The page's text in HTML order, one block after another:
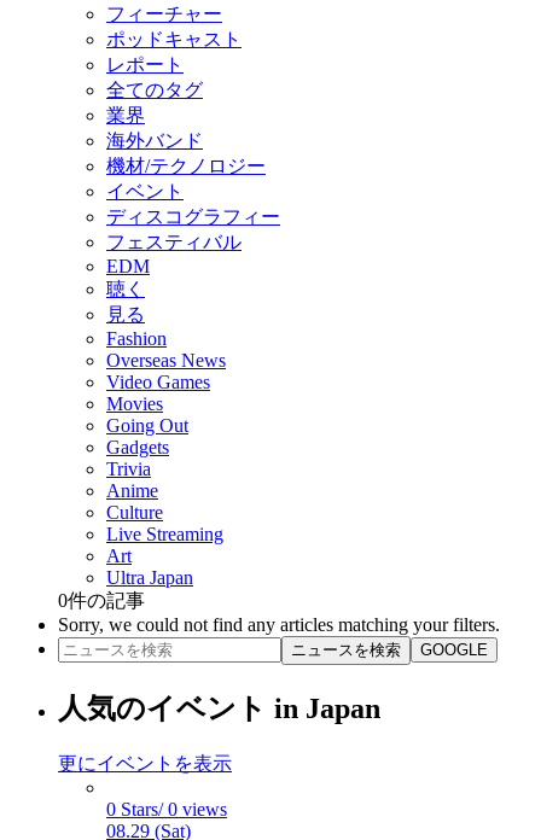
フィーチャー
ポッドキャスト
レポート
全てのタグ
業界
海外バンド
機材/テクノロジー
イベント
ディスコグラフィー
フェスティバル
EDM
聴く
見る
Fashion
Overseas News
Video Games
Movies
Going Out
Gadgets
Trivia
Anime
Culture
Live Streaming
Art
Ultra Japan
0件の記事
Sorry, we could not find any articles matching your filters.
ニュースを検索 GOOGLE
人気のイベント in Japan
更にイベントを表示
0 Stars/ 0 views
08.29 (Sat)